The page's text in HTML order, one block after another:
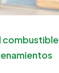
combustible